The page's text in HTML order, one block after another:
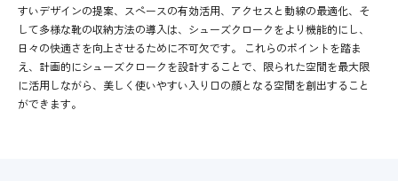
すいデザインの提案、スペースの有効活用、アクセスと動線の最適化、そ
して多様な靴の収納方法の導入は、シューズクロークをより機能的にし、
日々の快適さを向上させるために不可欠です。 これらのポイントを踏ま
え、計画的にシューズクロークを設計することで、限られた空間を最大限
に活用しながら、美しく使いやすい入り口の顔となる空間を創出すること
ができます。